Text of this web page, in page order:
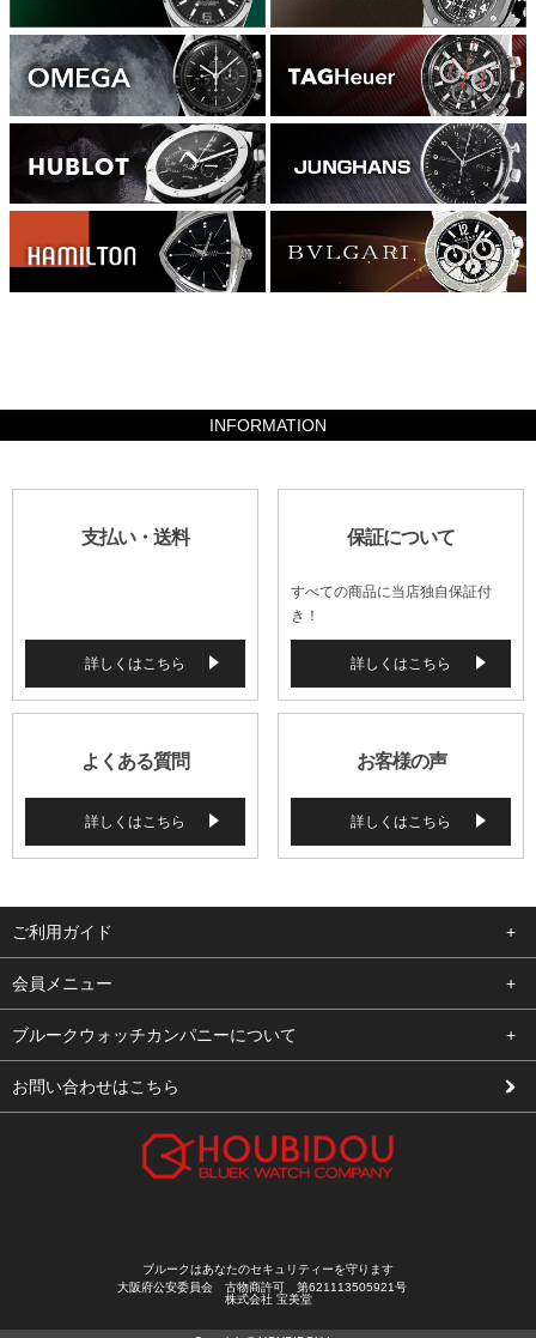
INFORMATION
支払い・送料
詳しくはこちら
保証について
すべての商品に当店独自保証付
き！
詳しくはこちら
よくある質問
詳しくはこちら
お客様の声
詳しくはこちら
ご利用ガイド
よくある質問
支払い・送料
修理依頼
会員メニュー
ログイン
お気に入り
ブルークウォッチカンパニーについて
会社概要
お問い合わせはこちら
ブルークはあなたのセキュリティーを守ります
大阪府公安委員会 古物商許可 第621113505921号
株式会社 宝美堂